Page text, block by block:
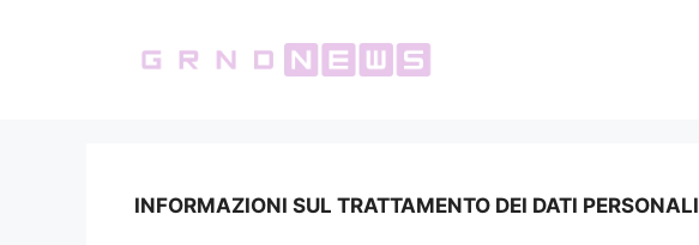
INFORMAZIONI SUL TRATTAMENTO DEI DATI PERSONALI